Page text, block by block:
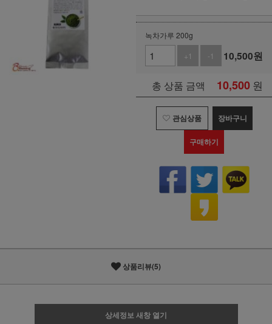
녹차가루 200g
+1
-1 10,500원
총 상품 금액 10,500 원
관심상품 장바구니
구매하기
상품리뷰(5)
상세정보 새창 열기